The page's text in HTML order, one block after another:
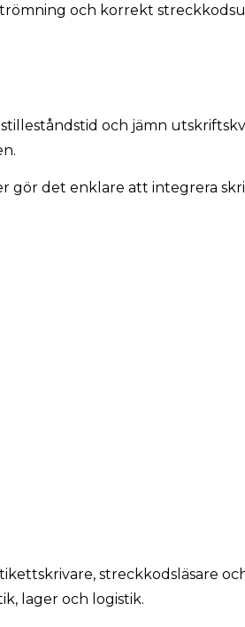
och korrekt
och jämn
gör det enklare att integrera
streckkodsläsare
lager och logistik.